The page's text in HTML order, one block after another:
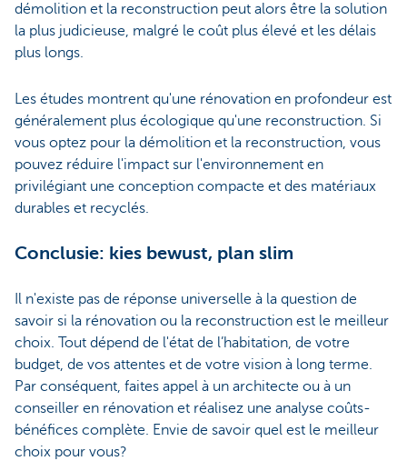
démolition et la reconstruction peut alors être la solution
la plus judicieuse, malgré le coût plus élevé et les délais
plus longs.
Les études montrent qu'une rénovation en profondeur est
généralement plus écologique qu'une reconstruction. Si
vous optez pour la démolition et la reconstruction, vous
pouvez réduire l'impact sur l'environnement en
privilégiant une conception compacte et des matériaux
durables et recyclés.
Conclusie: kies bewust, plan slim
Il n'existe pas de réponse universelle à la question de
savoir si la rénovation ou la reconstruction est le meilleur
choix. Tout dépend de l'état de l’habitation, de votre
budget, de vos attentes et de votre vision à long terme.
Par conséquent, faites appel à un architecte ou à un
conseiller en rénovation et réalisez une analyse coûts-
bénéfices complète. Envie de savoir quel est le meilleur
choix pour vous?